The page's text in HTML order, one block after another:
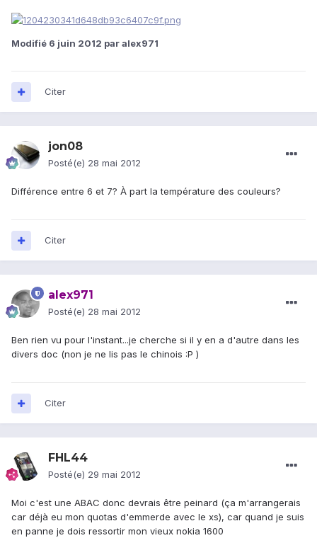
Modifié 6 juin 2012 par alex971
Citer
jon08
Posté(e) 28 mai 2012
Différence entre 6 et 7? À part la température des couleurs?
Citer
alex971
Posté(e) 28 mai 2012
Ben rien vu pour l'instant...je cherche si il y en a d'autre dans les
divers doc (non je ne lis pas le chinois :P )
Citer
FHL44
Posté(e) 29 mai 2012
Moi c'est une ABAC donc devrais être peinard (ça m'arrangerais
car déjà eu mon quotas d'emmerde avec le xs), car quand je suis
en panne je dois ressortir mon vieux nokia 1600